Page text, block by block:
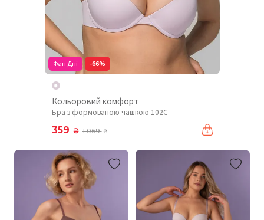
Фан Дні -66%
Кольоровий комфорт
Бра з формованою чашкою 102C
359 ₴ 1 069₴